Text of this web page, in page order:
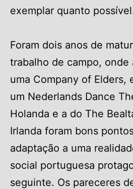
exemplar quanto
Foram dois anos de
trabalho de campo, onde
uma Company of Elders,
um Nederlands Dance
Holanda e a do The
Irlanda foram bons
adaptação a uma
social portuguesa
seguinte. Os pareceres